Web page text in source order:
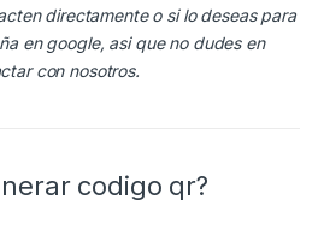
directamente o si lo deseas para
en google, asi que no dudes en
con nosotros.
codigo qr?